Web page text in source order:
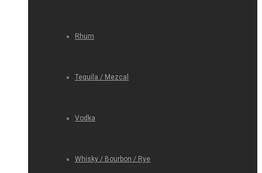
Rhum
Tequila / Mezcal
Vodka
Whisky / Bourbon / Rye